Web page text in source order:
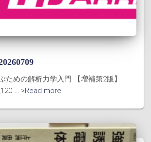
ための解析力学入門 【増補第2版】
... >Read more